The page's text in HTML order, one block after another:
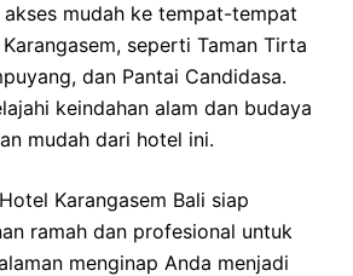
mudah ke tempat-tempat
seperti Taman Tirta
dan Pantai Candidasa.
keindahan alam dan budaya
mudah dari hotel ini.
Karangasem Bali siap
ramah dan profesional untuk
menginap Anda menjadi